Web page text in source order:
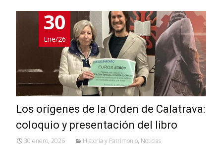
30
Ene/26
Los orígenes de la Orden de Calatrava:
coloquio y presentación del libro
30 enero, 2026 Historia y Patrimonio, Noticias